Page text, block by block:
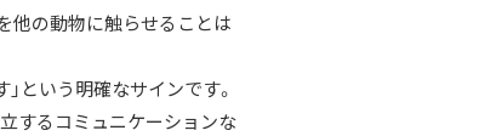
他の動物に触らせることは
という明確なサインです。
するコミュニケーションな